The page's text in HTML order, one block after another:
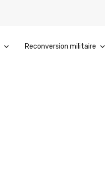
Reconversion militaire